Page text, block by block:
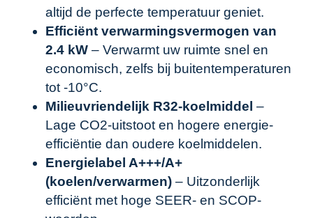
altijd de perfecte temperatuur geniet.
Efficiënt verwarmingsvermogen van
2.4 kW – Verwarmt uw ruimte snel en
economisch, zelfs bij buitentemperaturen
tot -10°C.
Milieuvriendelijk R32-koelmiddel –
Lage CO2-uitstoot en hogere energie-
efficiëntie dan oudere koelmiddelen.
Energielabel A+++/A+
(koelen/verwarmen) – Uitzonderlijk
efficiënt met hoge SEER- en SCOP-